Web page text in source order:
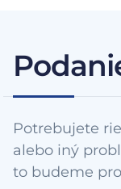
Potrebujete
alebo iný
to budeme